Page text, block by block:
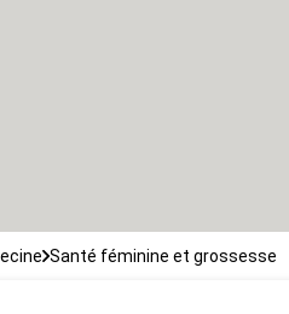
Santé féminine et grossesse